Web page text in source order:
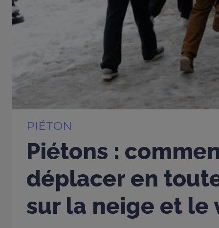
PIÉTON
Piétons :
déplacer en
sur la neige et le